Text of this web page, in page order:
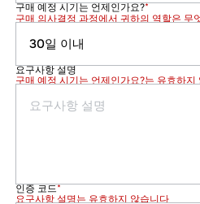
구매 의사결정 과정에서 귀하의 역할은 무
구매 예정 시기는 언제인가요?*
구매 예정 시기는 언제인가요?는 유효하지
요구사항 설명
요구사항 설명는 유효하지 않습니다
인증 코드*